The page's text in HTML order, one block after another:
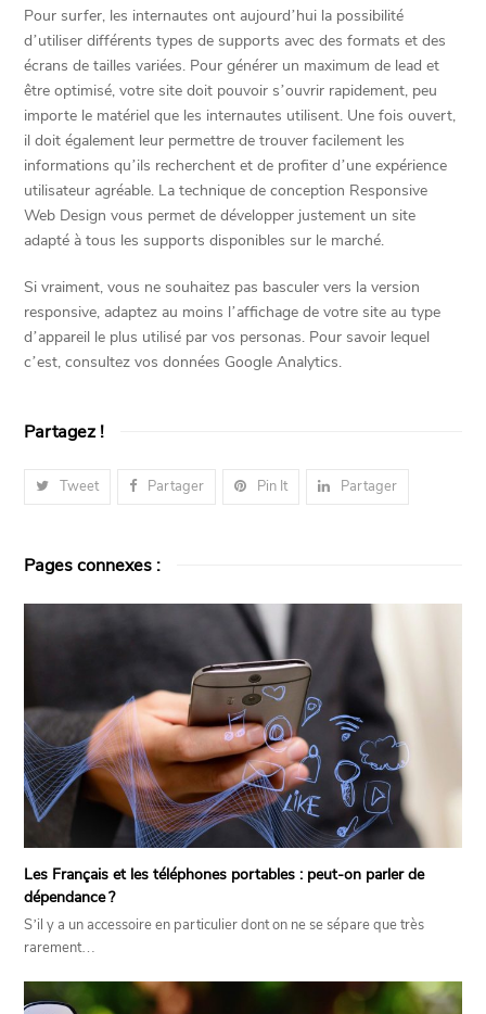
Pour surfer, les internautes ont aujourd’hui la possibilité
d’utiliser différents types de supports avec des formats et des
écrans de tailles variées. Pour générer un maximum de lead et
être optimisé, votre site doit pouvoir s’ouvrir rapidement, peu
importe le matériel que les internautes utilisent. Une fois ouvert,
il doit également leur permettre de trouver facilement les
informations qu’ils recherchent et de profiter d’une expérience
utilisateur agréable. La technique de conception Responsive
Web Design vous permet de développer justement un site
adapté à tous les supports disponibles sur le marché.
Si vraiment, vous ne souhaitez pas basculer vers la version
responsive, adaptez au moins l’affichage de votre site au type
d’appareil le plus utilisé par vos personas. Pour savoir lequel
c’est, consultez vos données Google Analytics.
Partagez !
Tweet Partager Pin It Partager
Pages connexes :
Les Français et les téléphones portables : peut-on parler de
dépendance ?
S’il y a un accessoire en particulier dont on ne se sépare que très
rarement…